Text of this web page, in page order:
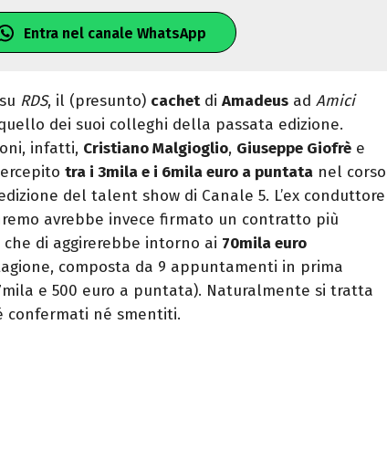
Entra nel canale WhatsApp
RDS, il (presunto) cachetdi Amadeus ad Amici
dei suoi colleghi della passata edizione.
infatti, Cristiano Malgioglio, Giuseppe Giofrè e
tra i 3mila e i 6mila euro a puntata nel corso
del talent show di Canale 5. L’ex conduttore
avrebbe invece firmato un contratto più
di aggirerebbe intorno ai 70mila euro
composta da 9 appuntamenti in prima
e 500 euro a puntata). Naturalmente si tratta
confermati né smentiti.